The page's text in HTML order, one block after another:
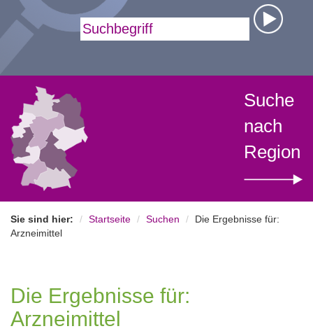
Suchbegriff
Suche
nach
Region
Sie sind hier: Startseite Suchen
Die Ergebnisse für:
Arzneimittel
Die Ergebnisse für:
Arzneimittel